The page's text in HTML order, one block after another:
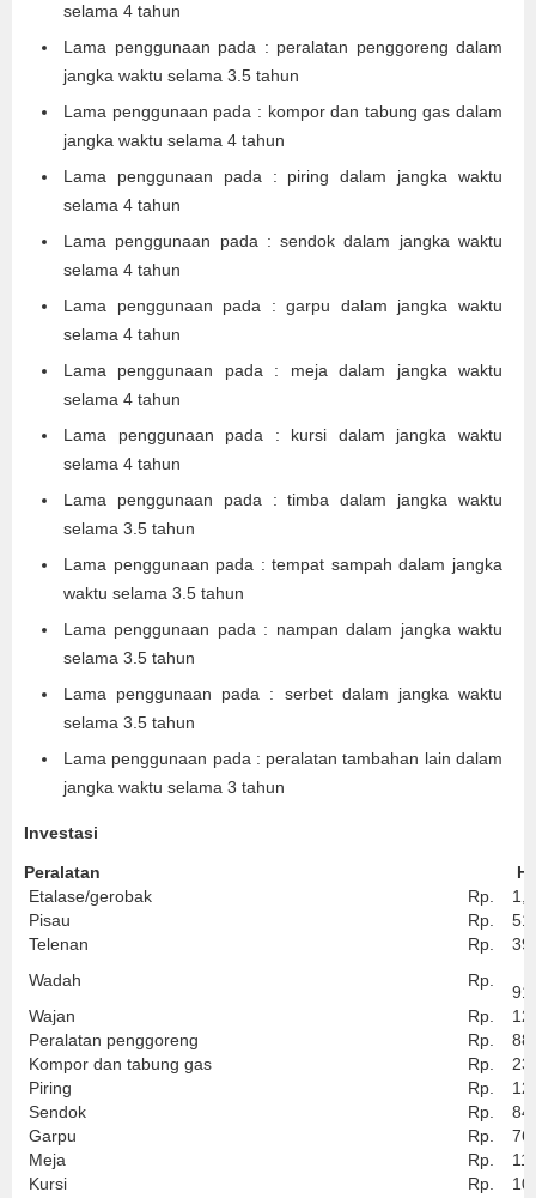
selama 4 tahun
Lama penggunaan pada : peralatan penggoreng dalam
jangka waktu selama 3.5 tahun
Lama penggunaan pada : kompor dan tabung gas dalam
jangka waktu selama 4 tahun
Lama penggunaan pada : piring dalam jangka waktu
selama 4 tahun
Lama penggunaan pada : sendok dalam jangka waktu
selama 4 tahun
Lama penggunaan pada : garpu dalam jangka waktu
selama 4 tahun
Lama penggunaan pada : meja dalam jangka waktu
selama 4 tahun
Lama penggunaan pada : kursi dalam jangka waktu
selama 4 tahun
Lama penggunaan pada : timba dalam jangka waktu
selama 3.5 tahun
Lama penggunaan pada : tempat sampah dalam jangka
waktu selama 3.5 tahun
Lama penggunaan pada : nampan dalam jangka waktu
selama 3.5 tahun
Lama penggunaan pada : serbet dalam jangka waktu
selama 3.5 tahun
Lama penggunaan pada : peralatan tambahan lain dalam
jangka waktu selama 3 tahun
Investasi
Peralatan
Etalase/gerobak
Rp.
Pisau
Rp.
Telenan
Rp.
Wadah
Rp.
Wajan
Rp.
Peralatan penggoreng
Rp.
Kompor dan tabung gas
Rp.
Piring
Rp.
Sendok
Rp.
Garpu
Rp.
Meja
Rp.
Kursi
Rp.